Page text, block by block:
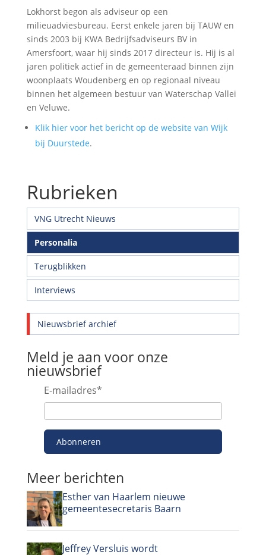
Lokhorst begon als adviseur op een
milieuadviesbureau. Eerst enkele jaren bij TAUW en
sinds 2003 bij KWA Bedrijfsadviseurs BV in
Amersfoort, waar hij sinds 2017 directeur is. Hij is al
jaren politiek actief in de gemeenteraad binnen zijn
woonplaats Woudenberg en op regionaal niveau
binnen het algemeen bestuur van Waterschap Vallei
en Veluwe.
Klik hier voor het bericht op de website van Wijk
bij Duurstede.
Rubrieken
VNG Utrecht Nieuws
Personalia
Terugblikken
Interviews
Nieuwsbrief archief
Meld je aan voor onze
nieuwsbrief
E-mailadres*
Abonneren
Meer berichten
Esther van Haarlem nieuwe
gemeentesecretaris Baarn
Jeffrey Versluis wordt